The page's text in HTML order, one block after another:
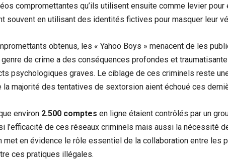
compromettantes qu’ils utilisent ensuite comme levier pour
souvent en utilisant des identités fictives pour masquer leur
obtenus, les « Yahoo Boys » menacent de les
genre de crime a des conséquences profondes et
psychologiques graves. Le ciblage de ces criminels reste
la majorité des tentatives de sextorsion aient échoué ces
environ 2.500 comptes en ligne étaient contrôlés par un
l’efficacité de ces réseaux criminels mais aussi la nécessité
met en évidence le rôle essentiel de la collaboration entre les
ces pratiques illégales.